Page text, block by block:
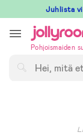
till
innehållet
Juhlista
Pohjoismaiden